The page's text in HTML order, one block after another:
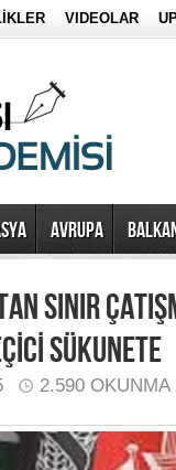
VIDEOLAR
AVRUPA
SINIR
SÜKUNETE
2.590 OKUNMA